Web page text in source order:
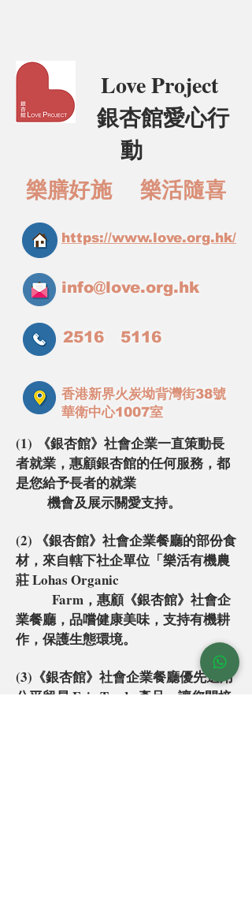
Love Project
銀杏館愛心行
動
樂膳好施 樂活隨喜
https://www.love.org.hk/
info@love.org.hk
2516 5116
香港新界火炭坳背灣街38號
華衛中心1007室
(1)
《銀杏館》社會企業一直策動長
者就業，惠顧銀杏館的任何服務， 都
是您給予長者的就業
機會及展示關愛支持。
(2) 《銀杏館》社會企業餐廳的部份食
材，來自轄下社企單位「樂活有機農
莊 Lohas Organic
Farm ，惠顧《銀杏館》社會企
業餐廳，品嚐健康美味，支持有機耕
作，保護生態環境。
(3)《銀杏館》社會企業餐廳優先選用
公平貿易 Fair Trade 產品，讓您間接